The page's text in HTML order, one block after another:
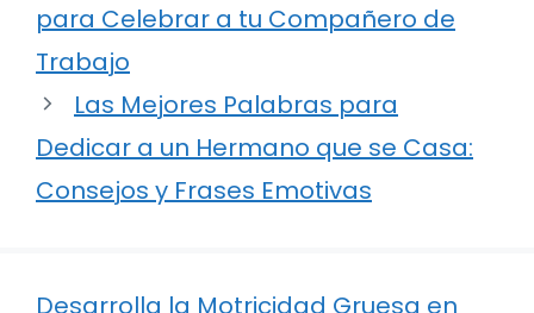
para Celebrar a tu Compañero de
Trabajo
Las Mejores Palabras para
Dedicar a un Hermano que se Casa:
Consejos y Frases Emotivas
Desarrolla la Motricidad Gruesa en